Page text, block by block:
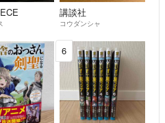
講談社
コウダンシャ
6